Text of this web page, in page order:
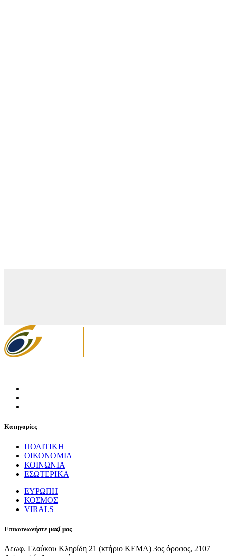
Κατηγορίες
ΠΟΛΙΤΙΚΗ
ΟΙΚΟΝΟΜΙΑ
ΚΟΙΝΩΝΙΑ
ΕΣΩΤΕΡΙΚΑ
ΕΥΡΩΠΗ
ΚΟΣΜΟΣ
VIRALS
Επικοινωνήστε μαζί μας
Λεωφ. Γλαύκου Κληρίδη 21 (κτήριο ΚΕΜΑ) 3ος όροφος, 2107